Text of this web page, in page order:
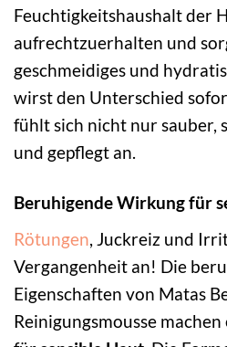
Feuchtigkeitshaushalt der
aufrechtzuerhalten und
geschmeidiges und
wirst den Unterschied
fühlt sich nicht nur sauber,
und gepflegt an.
Beruhigende Wirkung für
Rötungen, Juckreiz und
Vergangenheit an! Die
Eigenschaften von Matas
Reinigungsmousse